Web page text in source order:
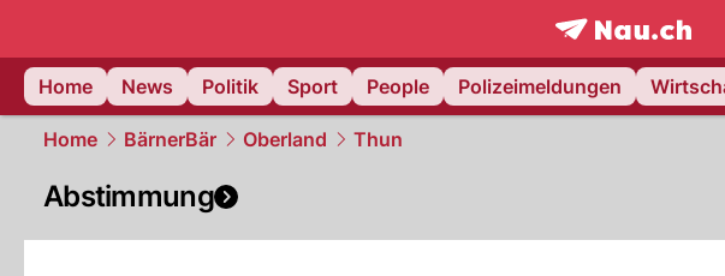
frontpage.NAU.ch
Home
News Politik Sport People Polizeimeldungen
Home BärnerBär Oberland Thun
Abstimmung